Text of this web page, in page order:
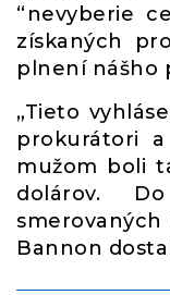
“nevyberie
získaných
plnení nášho
„Tieto
prokurátori
mužom boli
dolárov.
Bannon